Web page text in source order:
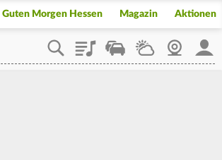
Guten Morgen Hessen Magazin Aktionen
PlaylistStaupilotWetterWebcam